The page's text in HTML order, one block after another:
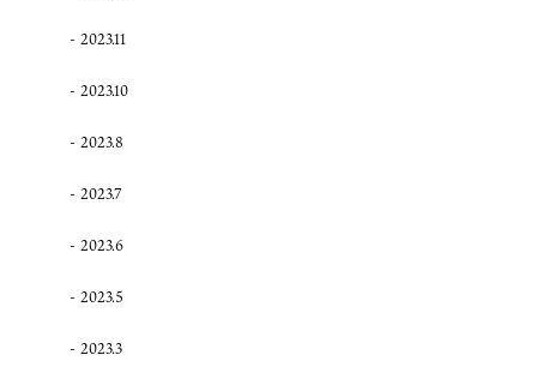
2023.11
2023.10
2023.8
2023.7
2023.6
2023.5
2023.3